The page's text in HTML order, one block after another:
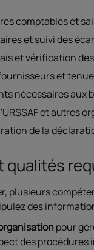
comptables et
et suivi des
et vérification
et
nécessaires aux
et autres
de la
qualités
plusieurs
des
pour
des